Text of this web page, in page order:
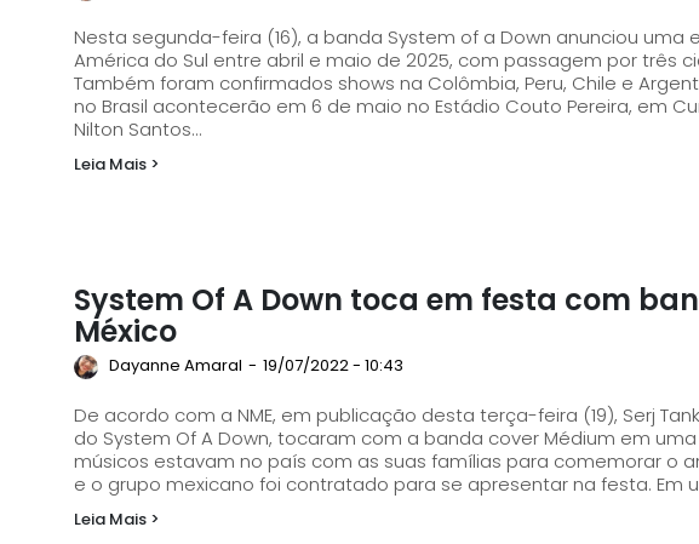
Nesta segunda-feira (16), a banda System of a Down anunciou uma
América do Sul entre abril e maio de 2025, com passagem por três
Também foram confirmados shows na Colômbia, Peru, Chile e Argentina. As
no Brasil acontecerão em 6 de maio no Estádio Couto Pereira, em
Nilton Santos...
Leia Mais >
System Of A Down toca em festa com
México
Dayanne Amaral - 19/07/2022 - 10:43
De acordo com a NME, em publicação desta terça-feira (19), Serj
do System Of A Down, tocaram com a banda cover Médium em uma
músicos estavam no país com as suas famílias para comemorar o
e o grupo mexicano foi contratado para se apresentar na festa. Em
Leia Mais >